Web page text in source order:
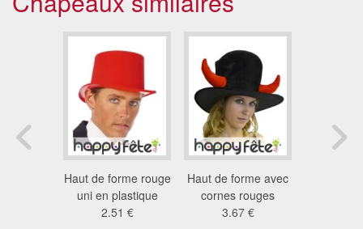
Haut de forme rouge
uni en plastique
2.51 €
Haut de forme avec
cornes rouges
3.67 €